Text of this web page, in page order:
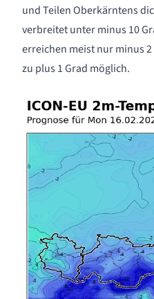
und Teilen Oberkärntens
verbreitet unter minus 10
erreichen meist nur minus
zu plus 1 Grad möglich.